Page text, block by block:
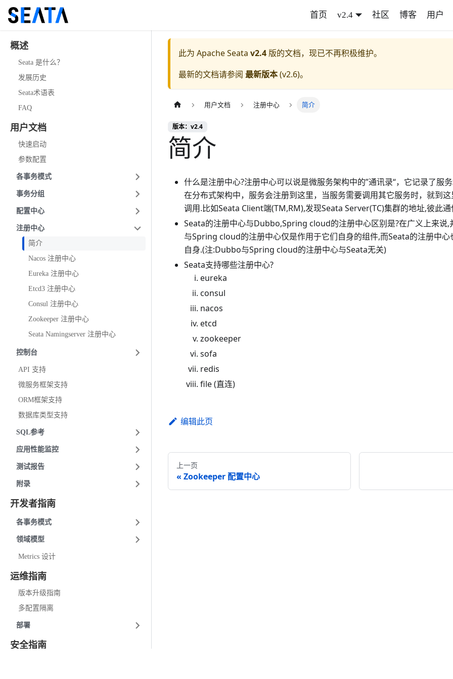
首页 v2.4 社区 博客 用户
概述
Seata 是什么？
发展历史
Seata术语表
FAQ
用户文档
快速启动
参数配置
各事务模式
事务分组
配置中心
注册中心
简介
Nacos 注册中心
Eureka 注册中心
Etcd3 注册中心
Consul 注册中心
Zookeeper 注册中心
Seata Namingserver 注册中心
控制台
API 支持
微服务框架支持
ORM框架支持
数据库类型支持
SQL参考
应用性能监控
测试报告
附录
开发者指南
各事务模式
领域模型
Metrics 设计
运维指南
版本升级指南
多配置隔离
部署
安全指南
此为 Apache Seata v2.4 版的文档，现已不再积极维护。
最新的文档请参阅 最新版本(v2.6)。
用户文档 注册中心 简介
版本：v2.4
简介
什么是注册中心?注册中心可以说是微服务架构中的”通讯录“，它记录了服
在分布式架构中，服务会注册到这里，当服务需要调用其它服务时，就到
调用.比如Seata Client端(TM,RM),发现Seata Server(TC)集群的地址,彼此通
Seata的注册中心与Dubbo,Spring cloud的注册中心区别是?在广义上来说
与Spring cloud的注册中心仅是作用于它们自身的组件,而Seata的注册中心
自身.(注:Dubbo与Spring cloud的注册中心与Seata无关)
Seata支持哪些注册中心?
eureka
consul
nacos
etcd
zookeeper
sofa
redis
file (直连)
编辑此页
上一页
Zookeeper 配置中心